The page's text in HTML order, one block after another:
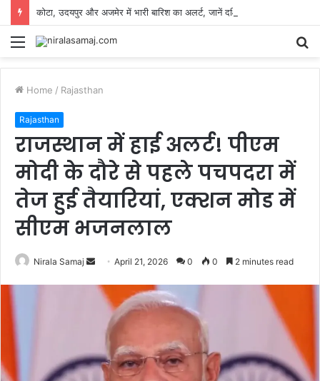
Menu
Home / Rajasthan
Rajasthan
राजस्थान में हाई अलर्ट! पीएम
मोदी के दौरे से पहले पचपदरा में
तेज हुई तैयारियां, एक्शन मोड में
सीएम भजनलाल
Nirala Samaj
Send
email
April 21, 2026 0 0 2 minutes read